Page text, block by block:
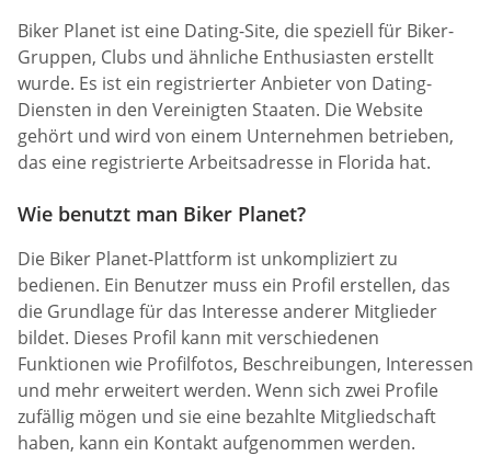
Biker Planet ist eine Dating-Site, die speziell für Biker-
Gruppen, Clubs und ähnliche Enthusiasten erstellt
wurde. Es ist ein registrierter Anbieter von Dating-
Diensten in den Vereinigten Staaten. Die Website
gehört und wird von einem Unternehmen betrieben,
das eine registrierte Arbeitsadresse in Florida hat.
Wie benutzt man Biker Planet?
Die Biker Planet-Plattform ist unkompliziert zu
bedienen. Ein Benutzer muss ein Profil erstellen, das
die Grundlage für das Interesse anderer Mitglieder
bildet. Dieses Profil kann mit verschiedenen
Funktionen wie Profilfotos, Beschreibungen, Interessen
und mehr erweitert werden. Wenn sich zwei Profile
zufällig mögen und sie eine bezahlte Mitgliedschaft
haben, kann ein Kontakt aufgenommen werden.